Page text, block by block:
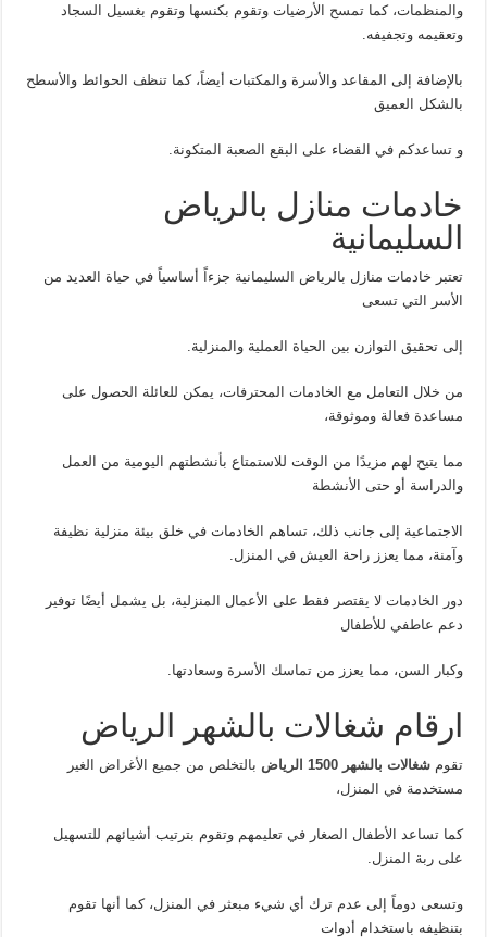
والمنظمات، كما تمسح الأرضيات وتقوم بكنسها وتقوم بغسيل السجاد
وتعقيمه وتجفيفه.
بالإضافة إلى المقاعد والأسرة والمكتبات أيضاً، كما تنظف الحوائط والأسطح
بالشكل العميق
و تساعدكم في القضاء على البقع الصعبة المتكونة.
خادمات منازل بالرياض
السليمانية
تعتبر خادمات منازل بالرياض السليمانية جزءاً أساسياً في حياة العديد من
الأسر التي تسعى
إلى تحقيق التوازن بين الحياة العملية والمنزلية.
من خلال التعامل مع الخادمات المحترفات، يمكن للعائلة الحصول على
مساعدة فعالة وموثوقة،
مما يتيح لهم مزيدًا من الوقت للاستمتاع بأنشطتهم اليومية من العمل
والدراسة أو حتى الأنشطة
الاجتماعية إلى جانب ذلك، تساهم الخادمات في خلق بيئة منزلية نظيفة
وآمنة، مما يعزز راحة العيش في المنزل.
دور الخادمات لا يقتصر فقط على الأعمال المنزلية، بل يشمل أيضًا توفير
دعم عاطفي للأطفال
وكبار السن، مما يعزز من تماسك الأسرة وسعادتها.
ارقام شغالات بالشهر الرياض
تقومشغالات بالشهر 1500 الرياض
بالتخلص من جميع الأغراض الغير
مستخدمة في المنزل،
كما تساعد الأطفال الصغار في تعليمهم وتقوم بترتيب أشيائهم للتسهيل
على ربة المنزل.
وتسعى دوماً إلى عدم ترك أي شيء مبعثر في المنزل، كما أنها تقوم
بتنظيفه باستخدام أدوات